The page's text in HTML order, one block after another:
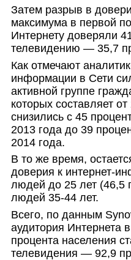
Затем разрыв в
максимума в первой
Интернету доверяли
телевидению — 35,7
Как отмечают
информации в Сети
активной группе
которых составляет
снизились с 45
2013 года до 39
2014 года.
В то же время,
доверия к интернет-
людей до 25 лет (46,5
людей 35-44 лет.
Всего, по данным
аудитория Интернета
процента населения
телевидения — 92,9